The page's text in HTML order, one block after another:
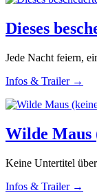
Dieses
Jede Nacht feiern,
Infos & Trailer →
Wilde Maus
Keine Untertitel
Infos & Trailer →